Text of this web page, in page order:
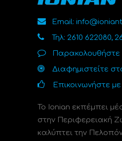
Email:
Τηλ: 2610 622080,
Παρακολουθήστε
Διαφημιστείτε
Επικοινωνήστε
Το Ionian εκπέμπει
στην Περιφερειακή
καλύπτει την